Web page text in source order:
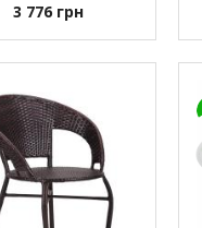
3 776 грн